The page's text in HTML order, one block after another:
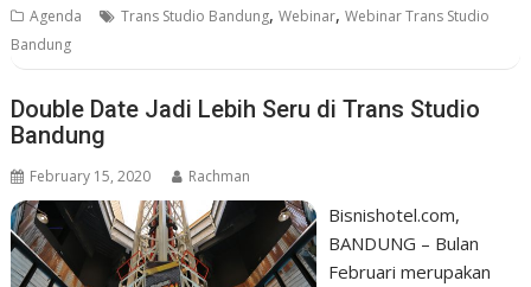
Agenda Trans Studio Bandung,Webinar,Webinar Trans Studio
Bandung
Double Date Jadi Lebih Seru di Trans Studio
Bandung
February 15, 2020 Rachman
Bisnishotel.com,
BANDUNG – Bulan
Februari merupakan